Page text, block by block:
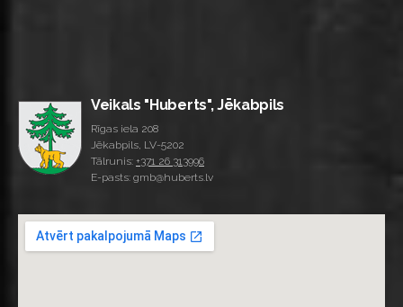
Veikals "Huberts", Jēkabpils
Rīgas iela 208
Jēkabpils, LV-5202
Tālrunis: +371 26 313996
E-pasts: gmb@huberts.lv